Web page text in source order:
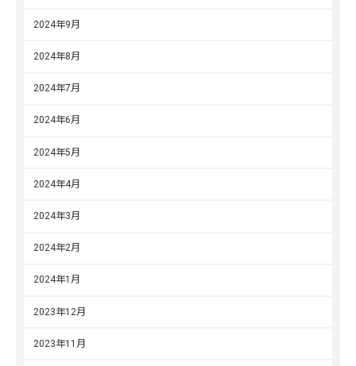
2024年9月
2024年8月
2024年7月
2024年6月
2024年5月
2024年4月
2024年3月
2024年2月
2024年1月
2023年12月
2023年11月